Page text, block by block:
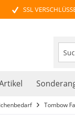
SSL
Tombow